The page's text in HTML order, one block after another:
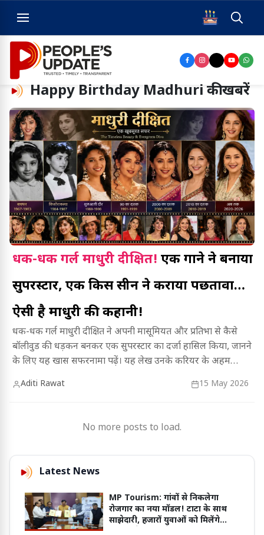
Happy Birthday Madhuri की खबरें
धक-धक गर्ल माधुरी दीक्षित! एक गाने ने बनाया
सुपरस्टार, एक किस सीन ने कराया पछतावा…
ऐसी है माधुरी की कहानी!
धक-धक गर्ल माधुरी दीक्षित ने अपनी मासूमियत और प्रतिभा से कैसे
बॉलीवुड की धड़कन बनकर एक सुपरस्टार का दर्जा हासिल किया, जानने
के लिए यह खास सफरनामा पढ़ें। यह लेख उनके करियर के अहम
Aditi Rawat 15 May 2026
No more posts to load.
Latest News
MP Tourism: गांवों से निकलेगा
रोजगार का नया मॉडल! टाटा के साथ
साझेदारी, हजारों युवाओं को मिलेंगे